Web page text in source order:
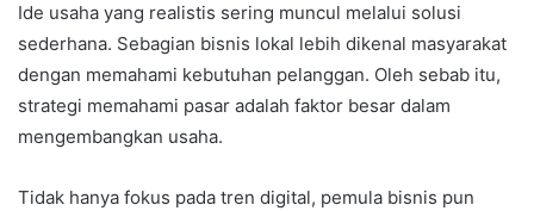
Ide usaha yang realistis sering muncul melalui solusi
sederhana. Sebagian bisnis lokal lebih dikenal masyarakat
dengan memahami kebutuhan pelanggan. Oleh sebab itu,
strategi memahami pasar adalah faktor besar dalam
mengembangkan usaha.
Tidak hanya fokus pada tren digital, pemula bisnis pun